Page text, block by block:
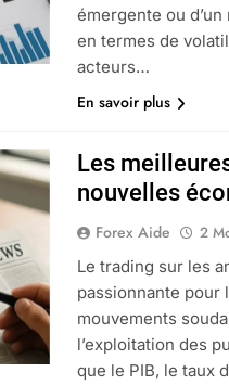
émergente ou
en termes de
acteurs…
En savoir plus
Les
nouvelles
Forex Aide 2
Le trading sur les
passionnante pour
mouvements
l’exploitation des
que le PIB, le taux